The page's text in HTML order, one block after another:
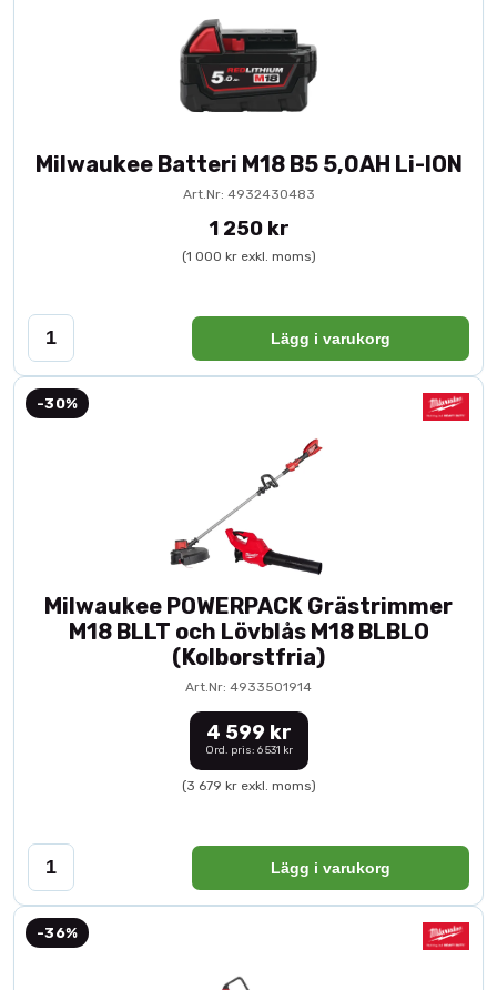
Milwaukee Batteri M18 B5 5,0AH Li-ION
Art.Nr: 4932430483
1 250 kr
(1 000 kr exkl. moms)
Lägg i varukorg
-30%
Milwaukee POWERPACK Grästrimmer
M18 BLLT och Lövblås M18 BLBLO
(Kolborstfria)
Art.Nr: 4933501914
4 599 kr
Ord. pris: 6 531 kr
(3 679 kr exkl. moms)
Lägg i varukorg
-36%